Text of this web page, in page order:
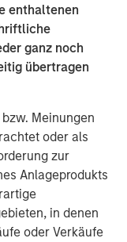
enthaltenen
ganz noch
übertragen
Meinungen
oder als
zur
Anlageprodukts
in denen
oder Verkäufe
differentiated